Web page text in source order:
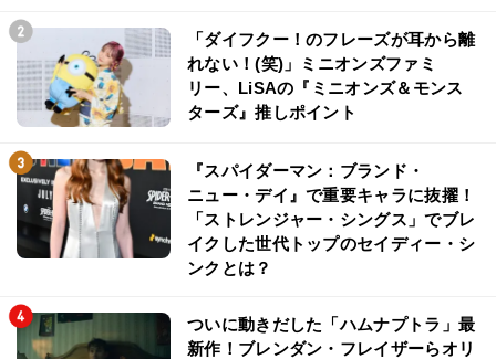
「ダイフクー！のフレーズが耳から離
れない！(笑)」ミニオンズファミ
リー、LiSAの『ミニオンズ＆モンス
ターズ』推しポイント
『スパイダーマン：ブランド・
ニュー・デイ』で重要キャラに抜擢！
「ストレンジャー・シングス」でブレ
イクした世代トップのセイディー・シ
ンクとは？
ついに動きだした「ハムナプトラ」最
新作！ブレンダン・フレイザーらオリ